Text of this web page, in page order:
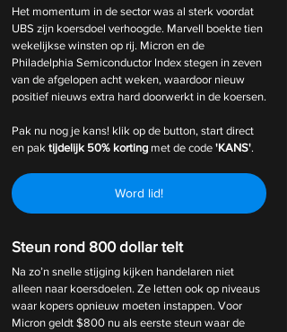
Het momentum in de sector was al sterk voordat
UBS zijn koersdoel verhoogde. Marvell boekte tien
wekelijkse winsten op rij. Micron en de
Philadelphia Semiconductor Index stegen in zeven
van de afgelopen acht weken, waardoor nieuw
positief nieuws extra hard doorwerkt in de koersen.
Pak nu nog je kans! klik op de button, start direct
en pak tijdelijk 50% korting met de code 'KANS'.
Word lid!
Steun rond 800 dollar telt
Na zo’n snelle stijging kijken handelaren niet
alleen naar koersdoelen. Ze letten ook op niveaus
waar kopers opnieuw moeten instappen. Voor
Micron geldt $800 nu als eerste steun waar de